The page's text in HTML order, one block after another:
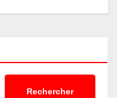
Rechercher